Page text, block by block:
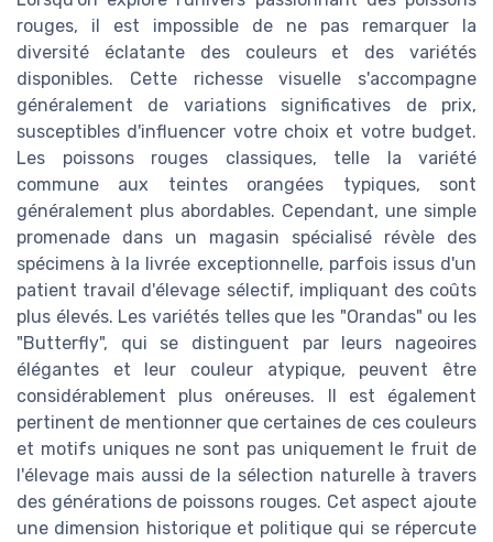
rouges, il est impossible de ne pas remarquer la
diversité éclatante des couleurs et des variétés
disponibles. Cette richesse visuelle s'accompagne
généralement de variations significatives de prix,
susceptibles d'influencer votre choix et votre budget.
Les poissons rouges classiques, telle la variété
commune aux teintes orangées typiques, sont
généralement plus abordables. Cependant, une simple
promenade dans un magasin spécialisé révèle des
spécimens à la livrée exceptionnelle, parfois issus d'un
patient travail d'élevage sélectif, impliquant des coûts
plus élevés. Les variétés telles que les "Orandas" ou les
"Butterfly", qui se distinguent par leurs nageoires
élégantes et leur couleur atypique, peuvent être
considérablement plus onéreuses. Il est également
pertinent de mentionner que certaines de ces couleurs
et motifs uniques ne sont pas uniquement le fruit de
l'élevage mais aussi de la sélection naturelle à travers
des générations de poissons rouges. Cet aspect ajoute
une dimension historique et politique qui se répercute